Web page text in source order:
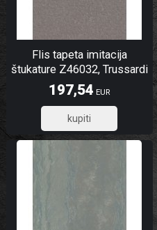
Flis tapeta imitacija
štukature Z46032, Trussardi
6 | Ljepilo besplatno
197,54 EUR
158,03